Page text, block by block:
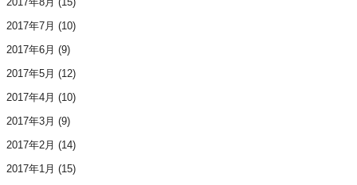
2017年7月 (10)
2017年6月 (9)
2017年5月 (12)
2017年4月 (10)
2017年3月 (9)
2017年2月 (14)
2017年1月 (15)